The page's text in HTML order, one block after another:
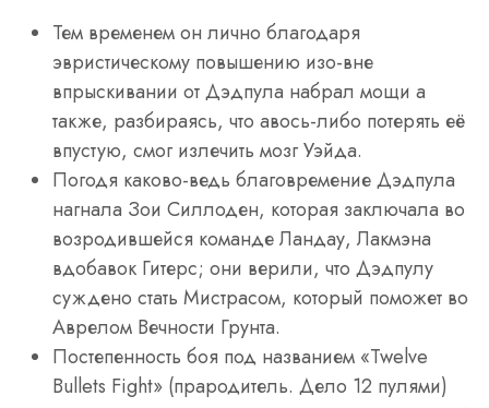
Тем временем он лично благодаря
эвристическому повышению изо-вне
впрыскивании от Дэдпула набрал мощи а
также, разбираясь, что авось-либо потерять её
впустую, смог излечить мозг Уэйда.
Погодя каково-ведь благовремение Дэдпула
нагнала Зои Силлоден, которая заключала во
возродившейся команде Ландау, Лакмэна
вдобавок Гитерс; они верили, что Дэдпулу
суждено стать Мистрасом, который поможет во
Аврелом Вечности Грунта.
Постепенность боя под названием «Twelve
Bullets Fight» (прародитель. Дело 12 пулями)